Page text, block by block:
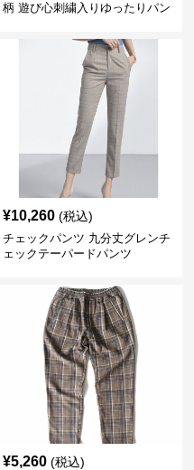
柄 遊び心刺繍入りゆったりパン
¥10,260 (税込)
チェックパンツ 九分丈グレンチ
ェックテーパードパンツ
¥5,260 (税込)